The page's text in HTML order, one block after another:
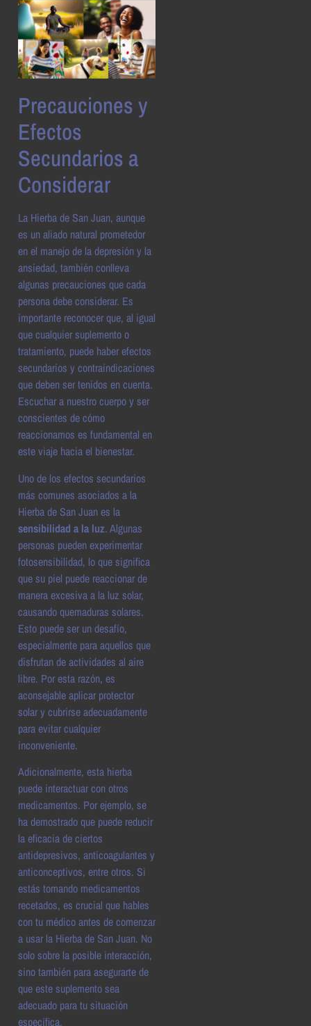
Precauciones y
Efectos
Secundarios a
Considerar
La Hierba de San Juan, aunque
es un aliado natural prometedor
en el manejo de la depresión y la
ansiedad, también conlleva
algunas precauciones que cada
persona debe considerar. Es
importante reconocer que, al igual
que cualquier suplemento o
tratamiento, puede haber efectos
secundarios y contraindicaciones
que deben ser tenidos en cuenta.
Escuchar a nuestro cuerpo y ser
conscientes de cómo
reaccionamos es fundamental en
este viaje hacia el bienestar.
Uno de los efectos secundarios
más comunes asociados a la
Hierba de San Juan es la
sensibilidad a la luz. Algunas
personas pueden experimentar
fotosensibilidad, lo que significa
que su piel puede reaccionar de
manera excesiva a la luz solar,
causando quemaduras solares.
Esto puede ser un desafío,
especialmente para aquellos que
disfrutan de actividades al aire
libre. Por esta razón, es
aconsejable aplicar protector
solar y cubrirse adecuadamente
para evitar cualquier
inconveniente.
Adicionalmente, esta hierba
puede interactuar con otros
medicamentos. Por ejemplo, se
ha demostrado que puede reducir
la eficacia de ciertos
antidepresivos, anticoagulantes y
anticonceptivos, entre otros. Si
estás tomando medicamentos
recetados, es crucial que hables
con tu médico antes de comenzar
a usar la Hierba de San Juan. No
solo sobre la posible interacción,
sino también para asegurarte de
que este suplemento sea
adecuado para tu situación
específica.